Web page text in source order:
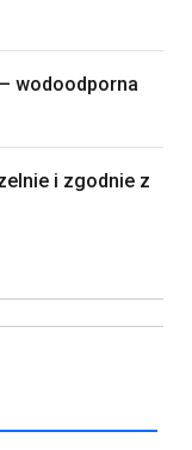
wodoodporna
i zgodnie z